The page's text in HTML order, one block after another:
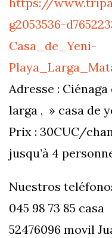
g2053536-
Casa_de_Yeni-
Adresse :
larga , » casa de
Prix : 30CUC/
jusqu’à 4
Nuestros
045 98 73 85 casa
52476096 movil